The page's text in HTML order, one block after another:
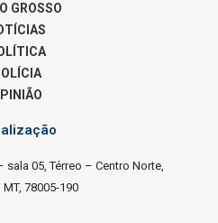
GROSSO
sala 05, Térreo – Centro Norte,
78005-190